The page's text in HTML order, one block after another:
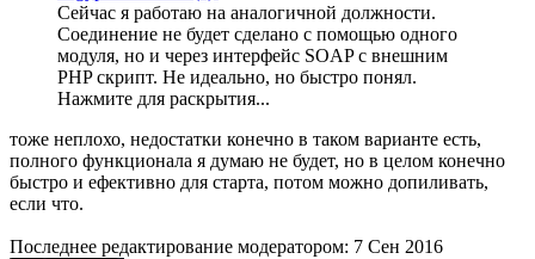
Сейчас я работаю на аналогичной должности.
Соединение не будет сделано с помощью одного
модуля, но и через интерфейс SOAP с внешним
PHP скрипт. Не идеально, но быстро понял.
Нажмите для раскрытия...
тоже неплохо, недостатки конечно в таком варианте есть,
полного функционала я думаю не будет, но в целом конечно
быстро и ефективно для старта, потом можно допиливать,
если что.
Последнее редактирование модератором: 7 Сен 2016